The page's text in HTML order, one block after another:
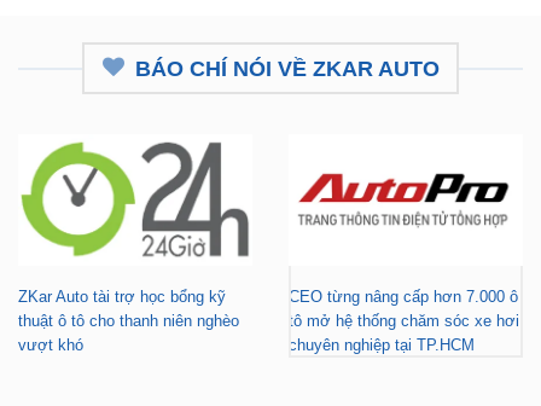
BÁO CHÍ NÓI VỀ ZKAR AUTO
ZKar Auto tài trợ học bổng kỹ
thuật ô tô cho thanh niên nghèo
vượt khó
CEO từng nâng cấp hơn 7.000 ô
tô mở hệ thống chăm sóc xe hơi
chuyên nghiệp tại TP.HCM